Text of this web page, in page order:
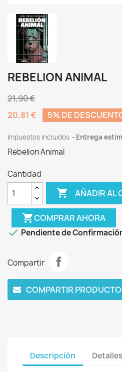
REBELION ANIMAL
21,90 €
20,81 €
5% DE
Impuestos incluidos Entrega
Rebelion Animal
Cantidad
 AÑADIR AL
shopping_cartCOMPRAR AHORA
 Pendiente de
Compartir
COMPARTIR
Descripción